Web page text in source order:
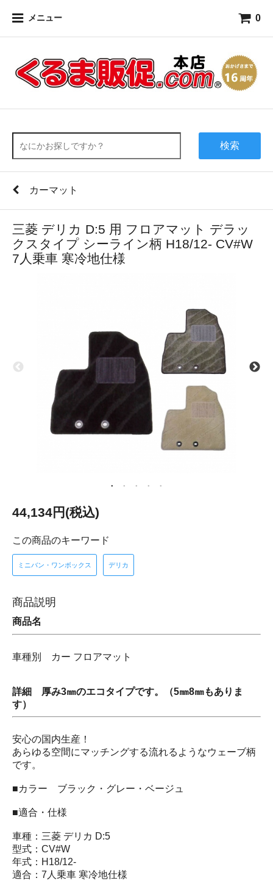
メニュー 0
検索
カーマット
三菱 デリカ D:5 用 フロアマット デラッ
クスタイプ シーライン柄 H18/12- CV#W
7人乗車 寒冷地仕様
44,134円(税込)
この商品のキーワード
ミニバン・ワンボックス デリカ
商品説明
商品名
車種別 カー フロアマット
詳細 厚み3㎜のエコタイプです。（5㎜8㎜もありま
す）
安心の国内生産！
あらゆる空間にマッチングする流れるようなウェーブ柄
です。
■カラー ブラック・グレー・ベージュ
■適合・仕様
車種：三菱 デリカ D:5
型式：CV#W
年式：H18/12-
適合：7人乗車 寒冷地仕様